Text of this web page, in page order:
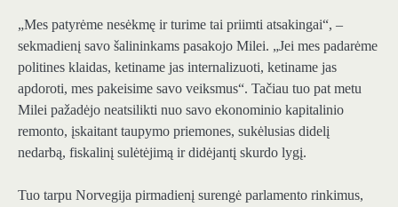
„Mes patyrėme nesėkmę ir turime tai priimti atsakingai“, –
sekmadienį savo šalininkams pasakojo Milei. „Jei mes padarėme
politines klaidas, ketiname jas internalizuoti, ketiname jas
apdoroti, mes pakeisime savo veiksmus“. Tačiau tuo pat metu
Milei pažadėjo neatsilikti nuo savo ekonominio kapitalinio
remonto, įskaitant taupymo priemones, sukėlusias didelį
nedarbą, fiskalinį sulėtėjimą ir didėjantį skurdo lygį.
Tuo tarpu Norvegija pirmadienį surengė parlamento rinkimus,